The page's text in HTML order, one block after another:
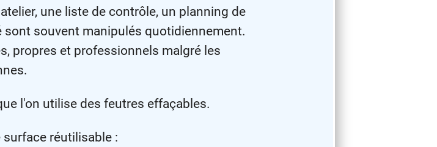
une liste de contrôle, un planning de
souvent manipulés quotidiennement.
propres et professionnels malgré les
l'on utilise des feutres effaçables.
réutilisable :